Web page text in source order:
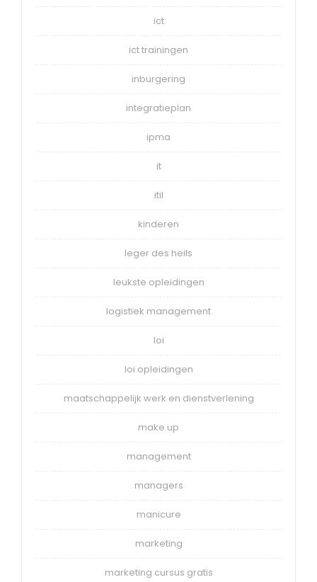
ict
ict trainingen
inburgering
integratieplan
ipma
it
itil
kinderen
leger des heils
leukste opleidingen
logistiek management
loi
loi opleidingen
maatschappelijk werk en dienstverlening
make up
management
managers
manicure
marketing
marketing cursus gratis